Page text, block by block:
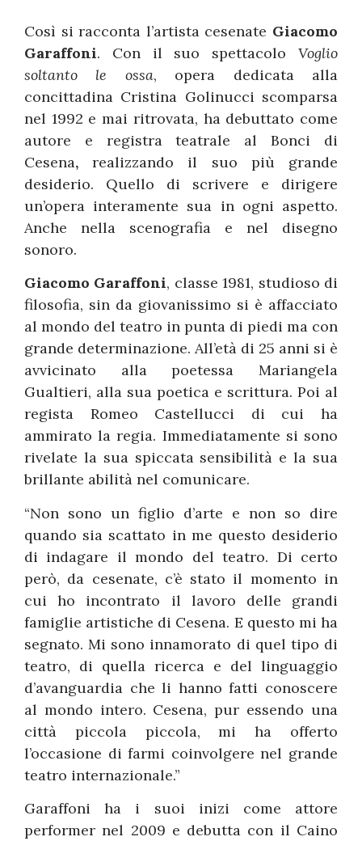
Così si racconta l’artista cesenate Giacomo
Garaffoni. Con il suo spettacolo Voglio
soltanto le ossa, opera dedicata alla
concittadina Cristina Golinucci scomparsa
nel 1992 e mai ritrovata, ha debuttato come
autore e registra teatrale al Bonci di
Cesena,realizzando il suo più grande
desiderio. Quello di scrivere e dirigere
un’opera interamente sua in ogni aspetto.
Anche nella scenografia e nel disegno
sonoro.
Giacomo Garaffoni, classe 1981, studioso di
filosofia, sin da giovanissimo si è affacciato
al mondo del teatro in punta di piedi ma con
grande determinazione. All’età di 25 anni si è
avvicinato alla poetessa Mariangela
Gualtieri, alla sua poetica e scrittura. Poi al
regista Romeo Castellucci di cui ha
ammirato la regia. Immediatamente si sono
rivelate la sua spiccata sensibilità e la sua
brillante abilità nel comunicare.
“Non sono un figlio d’arte e non so dire
quando sia scattato in me questo desiderio
di indagare il mondo del teatro. Di certo
però, da cesenate, c’è stato il momento in
cui ho incontrato il lavoro delle grandi
famiglie artistiche di Cesena. E questo mi ha
segnato. Mi sono innamorato di quel tipo di
teatro, di quella ricerca e del linguaggio
d’avanguardia che li hanno fatti conoscere
al mondo intero. Cesena, pur essendo una
città piccola piccola, mi ha offerto
l’occasione di farmi coinvolgere nel grande
teatro internazionale.”
Garaffoni ha i suoi inizi come attore
performer nel 2009 e debutta con il Caino